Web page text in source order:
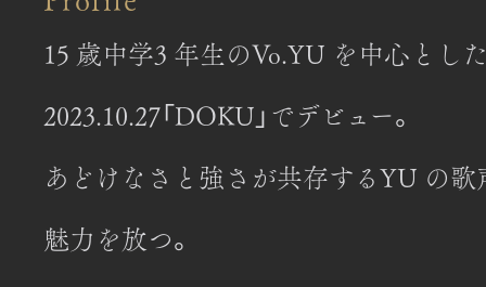
15 歳中学3 年⽣のVo.YU を中⼼とし
2023.10.27「DOKU」でデビュー。
あどけなさと強さが共存するYU の
魅⼒を放つ。